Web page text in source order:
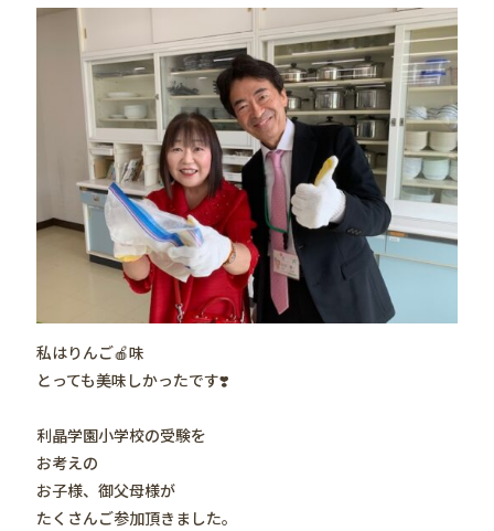
私はりんご🍎味
とっても美味しかったです❣️
利晶学園小学校の受験を
お考えの
お子様、御父母様が
たくさんご参加頂きました。